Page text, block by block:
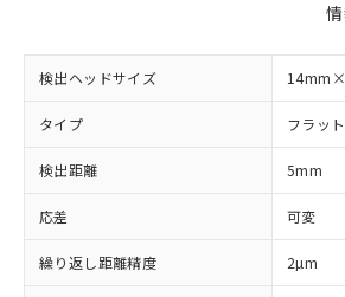
検出ヘッドサイズ
タイプ フラッ
検出距離 5mm
応差 可変
繰り返し距離精度 2µm